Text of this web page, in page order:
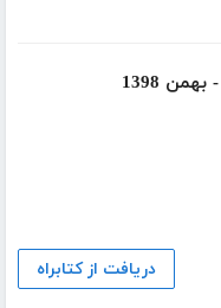
دریافت از کتابراه